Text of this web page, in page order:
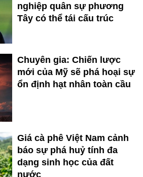
nghiệp quân sự phương
Tây có thể tái cấu trúc
Chuyên gia: Chiến lược
mới của Mỹ sẽ phá hoại sự
ổn định hạt nhân toàn cầu
Giá cà phê Việt Nam cảnh
báo sự phá huỷ tính đa
dạng sinh học của đất
nước